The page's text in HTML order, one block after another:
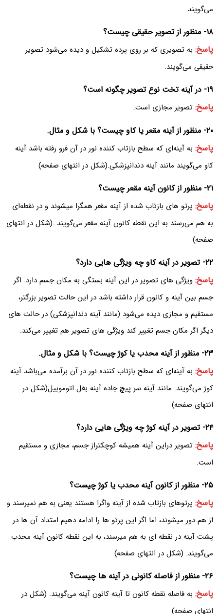
می‌‌گویند.
۱۸- منظور از تصویر حقیقی چیست؟
پاسخ: به تصویری که بر روی پرده تشکیل و دیده می‌شود تصویر
حقیقی می‌‌گویند.
۱۹- در آینه تخت نوع تصویر چگونه است؟
پاسخ: تصویر مجازی است.
۲۰- منظور از آینه مقعر یا کاو چیست؟ با شکل و مثال.
پاسخ: به آینه‌ای که سطح بازتاب کننده نور در آن فرو رفته باشد آینه
کاو می‌‌گویند مانند آینه دندانپزشکی.(شکل در انتهای صفحه)
۲۱- منظور از کانون آینه مقعر چیست؟
پاسخ: پرتو های بازتاب شده از آینه مقعر همگرا میشوند و در نقطه‌ای
به هم می‌رسند به این نقطه کانون آینه مقعر می‌‌گویند…(شکل در انتهای
صفحه)
۲۲- تصویر در آینه کاو چه ویژگی هایی دارد؟
پاسخ: ویژگی های تصویر در این آینه بستگی به مکان جسم دارد. اگر
جسم بین آینه و کانون قرار داشته باشد در این حالت تصویر بزرگتر،
مستقیم و مجازی دیده می‌شود (مانند آینه دندانپزشکی) در حالت های
دیگر اگر مکان جسم تغییر کند ویژگی های تصویر هم تغییر می‌کند.
۲۳- منظور از آینه محدب یا کوژ چیست؟ با شکل و مثال.
پاسخ: به آینه‌ای که سطح بازتاب کننده نور در آن برآمده می‌باشد آینه
کوژ می‌‌گویند. مانند آینه سر پیچ جاده آینه بغل اتوموبیل(شکل در
انتهای صفحه)
۲۴- تصویر در آینه کوژ چه ویژگی هایی دارد؟
پاسخ: تصویر دراین آینه همیشه کوچکتراز جسم، مجازی و مستقیم
است.
۲۵- منظور از کانون آینه محدب یا کوژ چیست؟
پاسخ: پرتوهای بازتاب شده از آینه واگرا هستند یعنی به هم نمیرسند و
از هم دور میشوند، اما اگر این پرتو ها را ادامه دهیم امتداد آن ها در
پشت آینه در نقطه ای به هم میرسند، به این نقطه کانون آینه محدب
می‌‌گویند. (شکل در انتهای صفحه)
۲۶- منظور از فاصله کانونی در آینه ها چیست؟
پاسخ: به فاصله نقطه کانون تا آینه کانون آینه می‌‌گویند. (شکل در
انتهای صفحه)